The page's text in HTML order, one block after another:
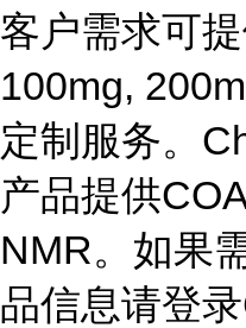
客户需求可
100mg,
定制服务。
产品提供
NMR。如果
品信息请登